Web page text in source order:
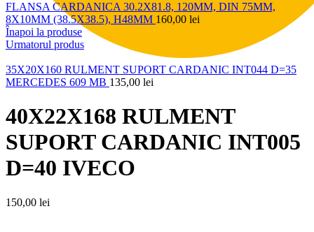
FLANSA CARDANICA 30.2X81.8, 120MM, DIN 75MM,
8X10MM (38.5X38.5), H48MM 160,00 lei
Înapoi la produse
Urmatorul produs
35X20X160 RULMENT SUPORT CARDANIC INT044 D=35
MERCEDES 609 MB 135,00 lei
40X22X168 RULMENT
SUPORT CARDANIC INT005
D=40 IVECO
150,00 lei